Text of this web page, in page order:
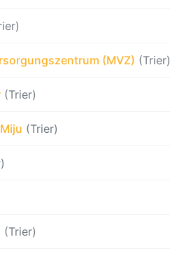
(MVZ) (Trier)
(Trier)
(Trier)
(Trier)